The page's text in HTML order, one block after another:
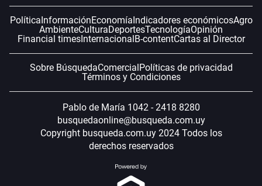
Política InformaciónEconomía Indicadores económicosAgro
AmbienteCulturaDeportesTecnologíaOpinión
Financial timesInternacional B-contentCartas al Director
Sobre BúsquedaComercial Políticas de privacidad
Términos y Condiciones
Pablo de María 1042 - 2418 8280
busquedaonline@busqueda.com.uy
Copyright busqueda.com.uy 2024 Todos los
derechos reservados